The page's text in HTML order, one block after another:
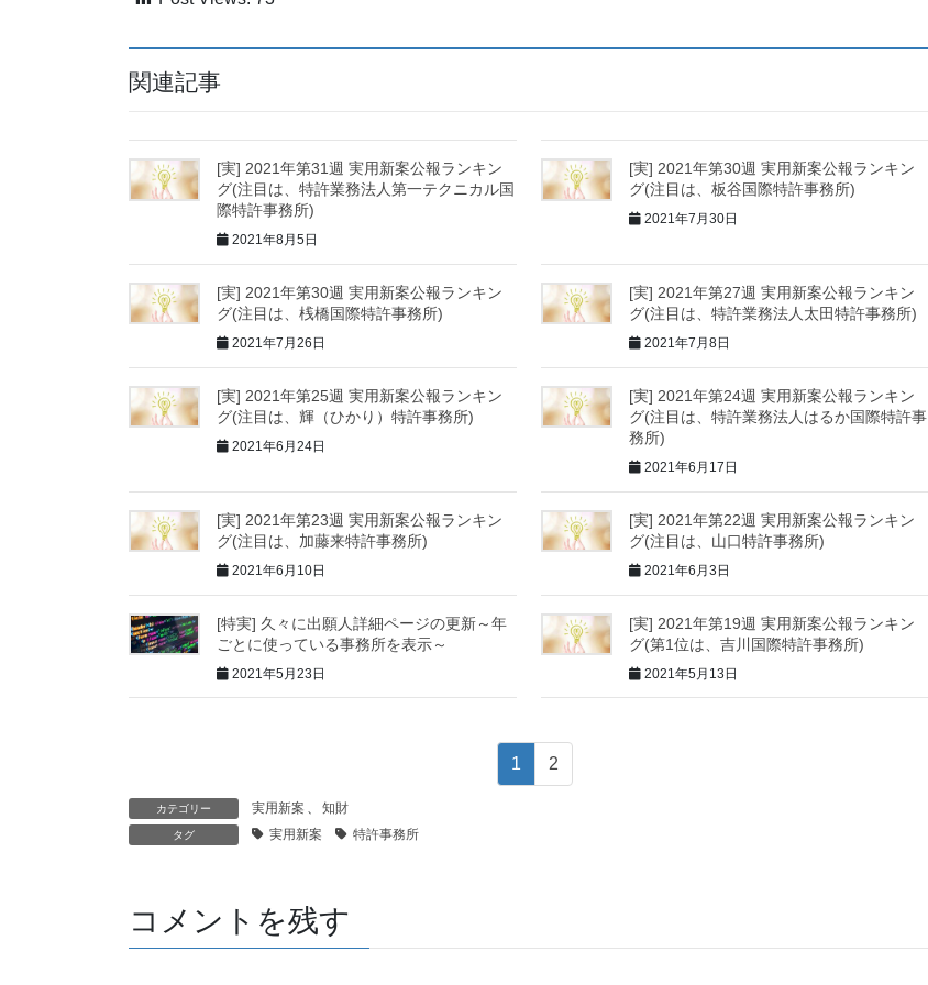
関連記事
[実] 2021年第31週 実用新案公報ランキン
グ(注目は、特許業務法人第一テクニカル国
際特許事務所)
2021年8月5日
[実] 2021年第30週 実用新案公報ランキン
グ(注目は、板谷国際特許事務所)
2021年7月30日
[実] 2021年第30週 実用新案公報ランキン
グ(注目は、桟橋国際特許事務所)
2021年7月26日
[実] 2021年第27週 実用新案公報ランキン
グ(注目は、特許業務法人太田特許事務所)
2021年7月8日
[実] 2021年第25週 実用新案公報ランキン
グ(注目は、輝（ひかり）特許事務所)
2021年6月24日
[実] 2021年第24週 実用新案公報ランキン
グ(注目は、特許業務法人はるか国際特許事
務所)
2021年6月17日
[実] 2021年第23週 実用新案公報ランキン
グ(注目は、加藤来特許事務所)
2021年6月10日
[実] 2021年第22週 実用新案公報ランキン
グ(注目は、山口特許事務所)
2021年6月3日
[特実] 久々に出願人詳細ページの更新～年
ごとに使っている事務所を表示～
2021年5月23日
[実] 2021年第19週 実用新案公報ランキン
グ(第1位は、吉川国際特許事務所)
2021年5月13日
1 2
カテゴリー 実用新案 、 知財
タグ 実用新案 特許事務所
コメントを残す